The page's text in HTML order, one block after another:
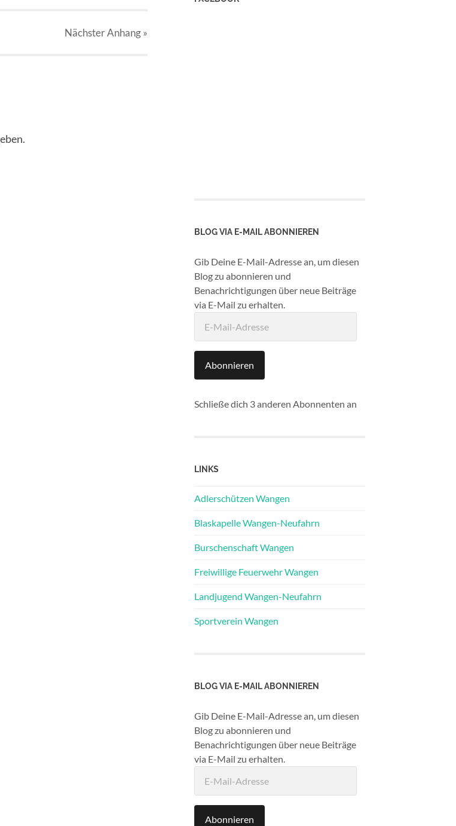
NächsterAnhang»
BLOG VIA E-MAIL ABONNIEREN
Gib Deine E-Mail-Adresse an, um diesen
Blog zu abonnieren und
Benachrichtigungen über neue Beiträge
via E-Mail zu erhalten.
Mail-
Abonnieren
Schließe dich 3 anderen Abonnenten an
LINKS
Adlerschützen Wangen
Blaskapelle Wangen-Neufahrn
Burschenschaft Wangen
Freiwillige Feuerwehr Wangen
Landjugend Wangen-Neufahrn
Sportverein Wangen
BLOG VIA E-MAIL ABONNIEREN
Gib Deine E-Mail-Adresse an, um diesen
Blog zu abonnieren und
Benachrichtigungen über neue Beiträge
via E-Mail zu erhalten.
Mail-
Abonnieren